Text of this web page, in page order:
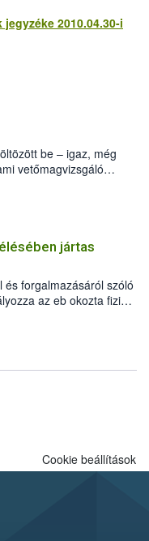
2010.04.30-i
be – igaz, még
vetőmagvizsgáló
Czigler Győző által
jártas
forgalmazásáról szóló
az eb okozta fizikai
felmerülő
eb tartását és annak
Cookie beállítások